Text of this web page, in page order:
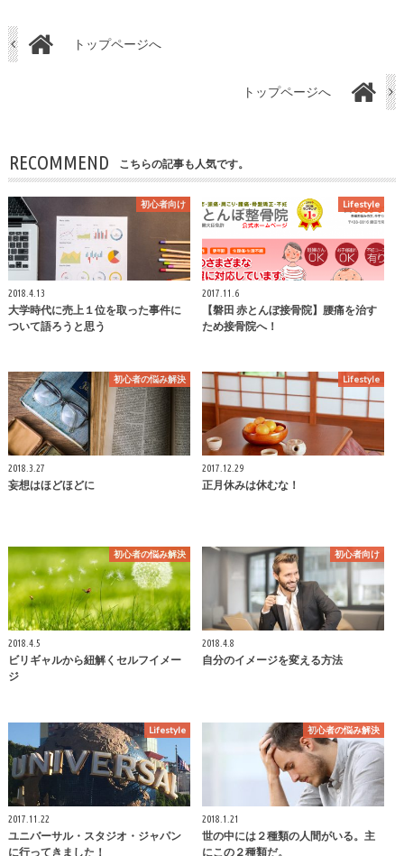
トップページへ
トップページへ
RECOMMEND こちらの記事も人気です。
初心者向け
2018.4.13
大学時代に売上１位を取った事件に
ついて語ろうと思う
Lifestyle
2017.11.6
【磐田 赤とんぼ接骨院】腰痛を治す
ため接骨院へ！
初心者の悩み解決
2018.3.27
妄想はほどほどに
Lifestyle
2017.12.29
正月休みは休むな！
初心者の悩み解決
2018.4.5
ビリギャルから紐解くセルフイメー
ジ
初心者向け
2018.4.8
自分のイメージを変える方法
Lifestyle
2017.11.22
ユニバーサル・スタジオ・ジャパン
に行ってきました！
初心者の悩み解決
2018.1.21
世の中には２種類の人間がいる。主
にこの２種類だ。